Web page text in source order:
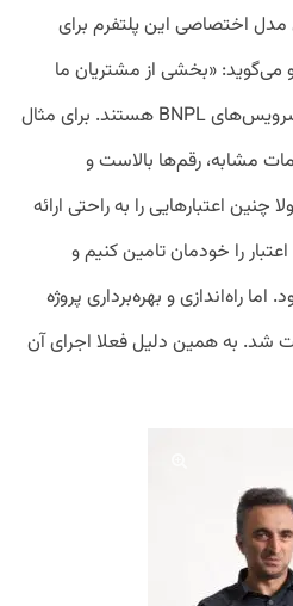
مدل اختصاصی این پلتفرم برای
«بخشی از مشتریان ما
نیازمند مبالغ اعتباری بالاتر از سرویس‌های BNPL هستند. برای مثال
مشابه، رقم‌ها بالاست و
اعتبارهایی را به راحتی ارائه
را خودمان تامین کنیم و
راه‌اندازی و بهره‌برداری پروژه
شد. به همین دلیل فعلا اجرای آن